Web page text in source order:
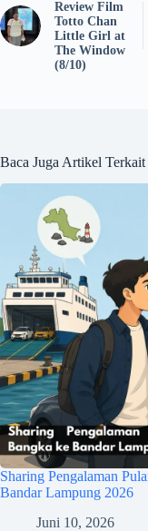
Review Film
Totto Chan
Little Girl at
The Window
(8/10)
Baca Juga Artikel Terkait
Sharing Pengalaman
Bandar Lampung 2026
Juni 10, 2026